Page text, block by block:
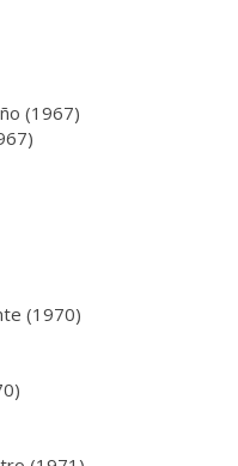
(1967)
(1970)